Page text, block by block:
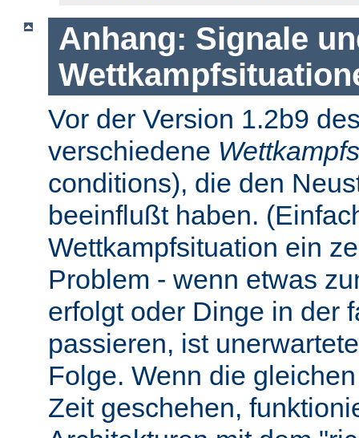
Anhang: Signale
Vor der Version 1.2b9
verschiedene
conditions), die den
beeinflußt haben.
Wettkampfsituation ein
Problem - wenn etwas
erfolgt oder Dinge in der
passieren, ist
Folge. Wenn die
Zeit geschehen,